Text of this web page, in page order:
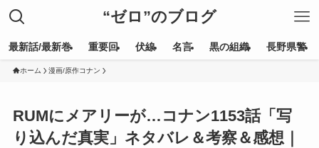
“ゼロ”のブログ
最新話/最新巻 重要回 伏線 名言 黒の組織 長野県警
ホーム 漫画/原作コナン
RUMにメアリーが…コナン1153話「写
り込んだ真実」ネタバレ＆考察＆感想｜